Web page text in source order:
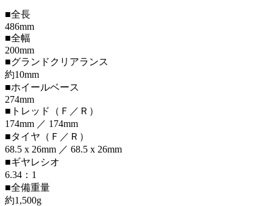
■全長
486mm
■全幅
200mm
■グランドクリアランス
約10mm
■ホイールベース
274mm
■トレッド（Ｆ／Ｒ）
174mm ／ 174mm
■タイヤ（Ｆ／Ｒ）
68.5 x 26mm ／ 68.5 x 26mm
■ギヤレシオ
6.34：1
■全備重量
約1,500g